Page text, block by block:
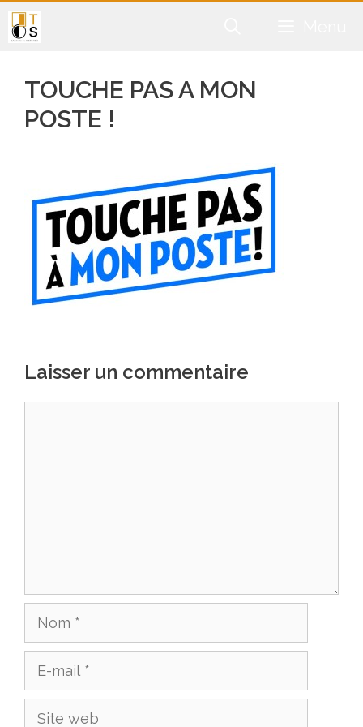
Aller
au
TOUCHE PAS A MON
POSTE !
Laisser un commentaire
Site